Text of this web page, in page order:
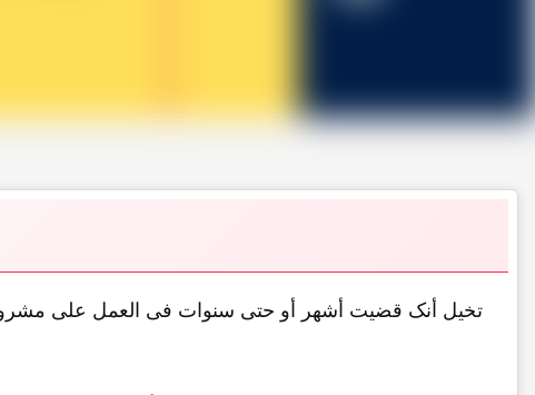
تخیل أنک قضیت أشهر أو حتى سنوات فی العمل على